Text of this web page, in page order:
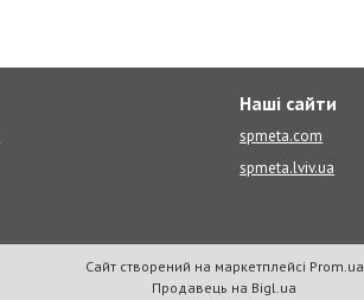
Наші сайти
spmeta.com
spmeta.lviv.ua
Сайт створений на маркетплейсі Prom.ua
Продавець на Bigl.ua